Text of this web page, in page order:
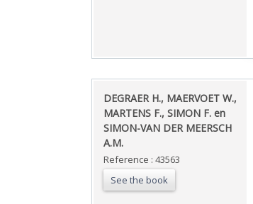
‎DEGRAER H., MAERVOET W.,
MARTENS F., SIMON F. en
SIMON-VAN DER MEERSCH
A.M.‎
Reference : 43563
See the book